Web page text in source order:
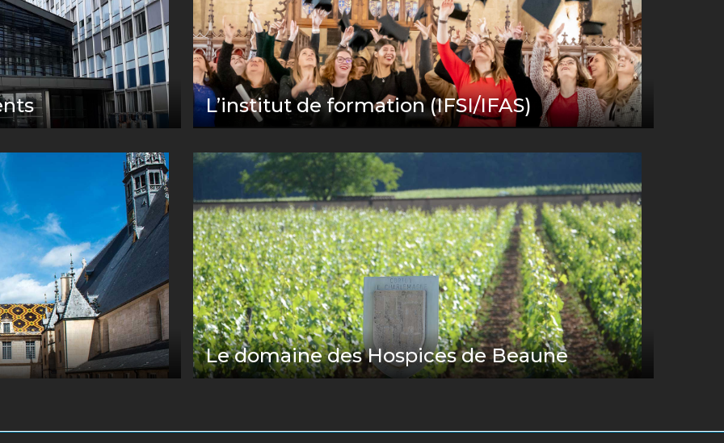
Titre
L’institut de formation (IFSI/IFAS)
Image
Titre
Le domaine des Hospices de Beaune